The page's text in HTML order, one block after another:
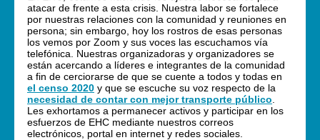
atacar de frente a esta crisis. Nuestra labor se fortalece
por nuestras relaciones con la comunidad y reuniones en
persona; sin embargo, hoy los rostros de esas personas
los vemos por Zoom y sus voces las escuchamos vía
telefónica. Nuestras organizadoras y organizadores se
están acercando a líderes e integrantes de la comunidad
a fin de cerciorarse de que se cuente a todos y todas en
el censo 2020 y que se escuche su voz respecto de la
necesidad de contar con mejor transporte público
Les exhortamos a permanecer activos y participar en los
esfuerzos de EHC mediante nuestros correos
electrónicos, portal en internet y redes sociales.